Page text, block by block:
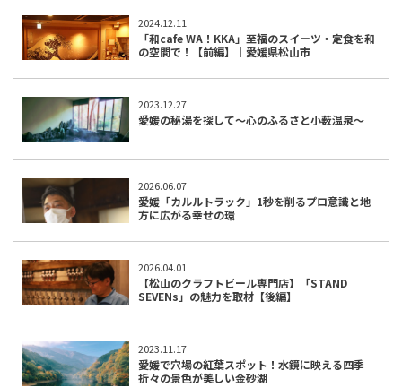
2024.12.11
「和cafe WA！KKA」至福のスイーツ・定食を和
の空間で！【前編】｜愛媛県松山市
2023.12.27
愛媛の秘湯を探して～心のふるさと小薮温泉～
2026.06.07
愛媛「カルルトラック」1秒を削るプロ意識と地
方に広がる幸せの環
2026.04.01
【松山のクラフトビール専門店】「STAND
SEVENs」の魅力を取材【後編】
2023.11.17
愛媛で穴場の紅葉スポット！水鏡に映える四季
折々の景色が美しい金砂湖